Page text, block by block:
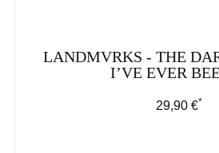
LANDMVRKS - THE
I’VE EVER
Regulärer
29,90 €*